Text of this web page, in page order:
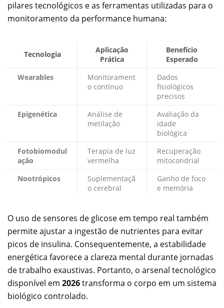
pilares tecnológicos e as ferramentas utilizadas para o
monitoramento da performance humana:
Tecnologia
Aplicação
Prática
Benefício
Esperado
Wearables
Monitorament
o contínuo
Dados
fisiológicos
precisos
Epigenética
Análise de
metilação
Avaliação da
idade
biológica
Fotobiomodul
ação
Terapia de luz
vermelha
Recuperação
mitocondrial
Nootrópicos
Suplementaçã
o cerebral
Ganho de foco
e memória
O uso de sensores de glicose em tempo real também
permite ajustar a ingestão de nutrientes para evitar
picos de insulina. Consequentemente, a estabilidade
energética favorece a clareza mental durante jornadas
de trabalho exaustivas. Portanto, o arsenal tecnológico
disponível em 2026transforma o corpo em um sistema
biológico controlado.